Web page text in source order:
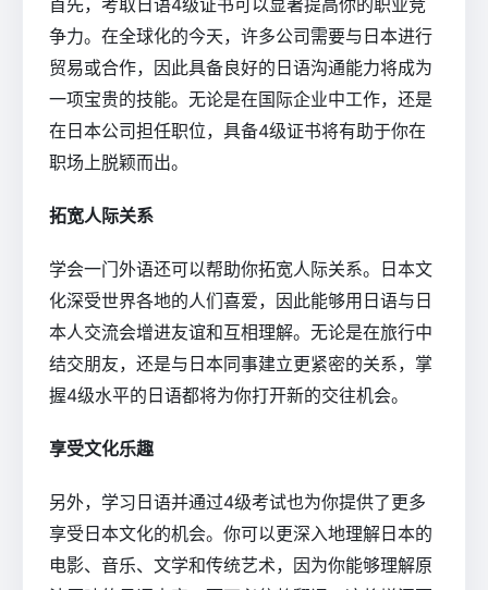
争力。在全球化的今天，许多公司需要与日本进行
贸易或合作，因此具备良好的日语沟通能力将成为
一项宝贵的技能。无论是在国际企业中工作，还是
在日本公司担任职位，具备4级证书将有助于你在
职场上脱颖而出。
拓宽人际关系
学会一门外语还可以帮助你拓宽人际关系。日本文
化深受世界各地的人们喜爱，因此能够用日语与日
本人交流会增进友谊和互相理解。无论是在旅行中
结交朋友，还是与日本同事建立更紧密的关系，掌
握4级水平的日语都将为你打开新的交往机会。
享受文化乐趣
另外，学习日语并通过4级考试也为你提供了更多
享受日本文化的机会。你可以更深入地理解日本的
电影、音乐、文学和传统艺术，因为你能够理解原